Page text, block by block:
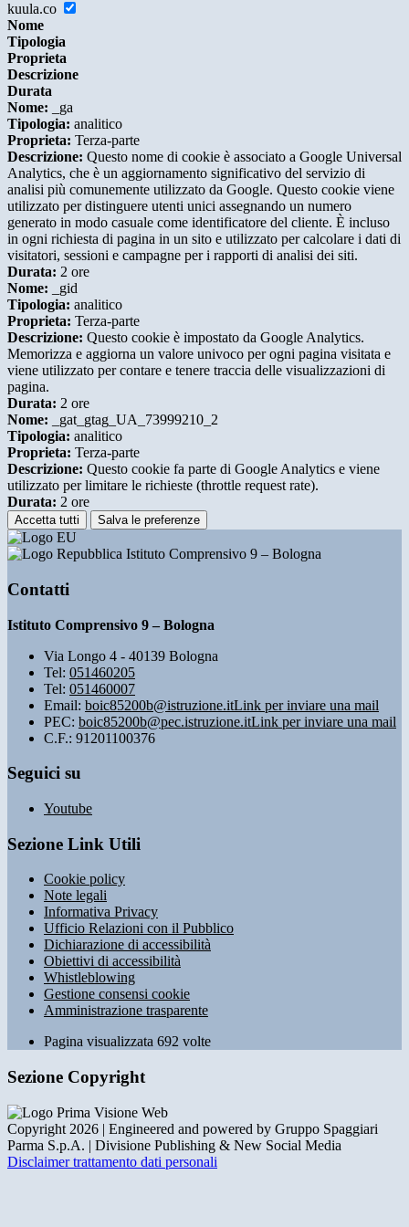
kuula.co
Nome
Tipologia
Proprieta
Descrizione
Durata
Nome: _ga
Tipologia: analitico
Proprieta: Terza-parte
Descrizione: Questo nome di cookie è associato a Google Universal
Analytics, che è un aggiornamento significativo del servizio di
analisi più comunemente utilizzato da Google. Questo cookie viene
utilizzato per distinguere utenti unici assegnando un numero
generato in modo casuale come identificatore del cliente. È incluso
in ogni richiesta di pagina in un sito e utilizzato per calcolare i dati di
visitatori, sessioni e campagne per i rapporti di analisi dei siti.
Durata: 2 ore
Nome: _gid
Tipologia: analitico
Proprieta: Terza-parte
Descrizione: Questo cookie è impostato da Google Analytics.
Memorizza e aggiorna un valore univoco per ogni pagina visitata e
viene utilizzato per contare e tenere traccia delle visualizzazioni di
pagina.
Durata: 2 ore
Nome: _gat_gtag_UA_73999210_2
Tipologia: analitico
Proprieta: Terza-parte
Descrizione: Questo cookie fa parte di Google Analytics e viene
utilizzato per limitare le richieste (throttle request rate).
Durata: 2 ore
Accetta tutti Salva le preferenze
Istituto Comprensivo 9 – Bologna
Contatti
Istituto Comprensivo 9 – Bologna
Via Longo 4 - 40139 Bologna
Tel: 051460205
Tel: 051460007
Email: boic85200b@istruzione.itLink per inviare una mail
PEC: boic85200b@pec.istruzione.itLink per inviare una mail
C.F.: 91201100376
Seguici su
Youtube
Sezione Link Utili
Cookie policy
Note legali
Informativa Privacy
Ufficio Relazioni con il Pubblico
Dichiarazione di accessibilità
Obiettivi di accessibilità
Whistleblowing
Gestione consensi cookie
Amministrazione trasparente
Pagina visualizzata 692 volte
Sezione Copyright
Copyright 2026 | Engineered and powered by Gruppo Spaggiari
Parma S.p.A. | Divisione Publishing & New Social Media
Disclaimer trattamento dati personali